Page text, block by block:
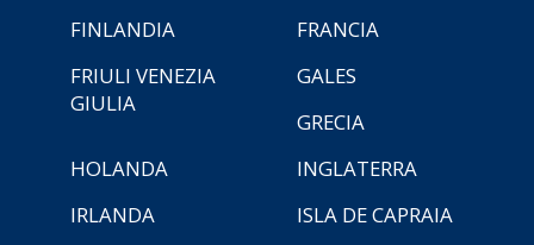
FINLANDIA
FRANCIA
FRIULI VENEZIA
GIULIA
GALES
GRECIA
HOLANDA
INGLATERRA
IRLANDA
ISLA DE CAPRAIA